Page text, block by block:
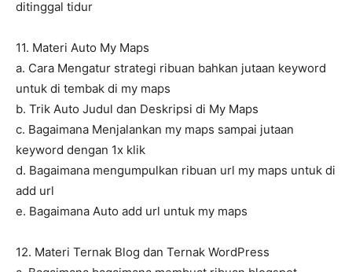
ditinggal tidur
11. Materi Auto My Maps
a. Cara Mengatur strategi ribuan bahkan jutaan keyword
untuk di tembak di my maps
b. Trik Auto Judul dan Deskripsi di My Maps
c. Bagaimana Menjalankan my maps sampai jutaan
keyword dengan 1x klik
d. Bagaimana mengumpulkan ribuan url my maps untuk di
add url
e. Bagaimana Auto add url untuk my maps
12. Materi Ternak Blog dan Ternak WordPress